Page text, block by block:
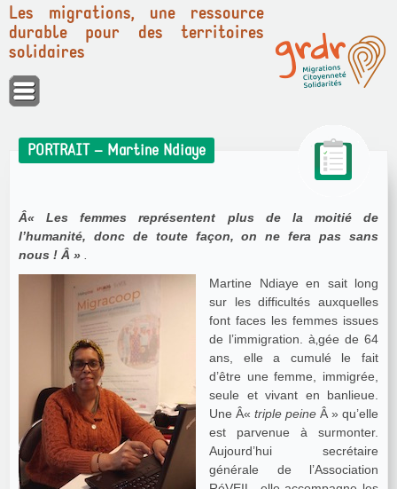
Panneau de gestion des cookies
Les migrations, une ressource
durable pour des territoires
solidaires
PORTRAIT – Martine Ndiaye
Â« Les femmes représentent plus de la moitié de
l’humanité, donc de toute façon, on ne fera pas sans
nous ! Â »
Martine Ndiaye en sait long
sur les difficultés auxquelles
font faces les femmes issues
de l’immigration. à‚gée de 64
ans, elle a cumulé le fait
d’être une femme, immigrée,
seule et vivant en banlieue.
Une Â« triple peine Â » qu’elle
est parvenue à surmonter.
Aujourd’hui secrétaire
générale de l’Association